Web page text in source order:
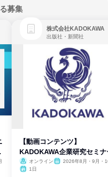
募集
株式会社KADOKAWA
出版社・新聞社
【動画コンテンツ】
KADOKAWA企業研究セミナ
オンライン
2026年8月・9月・
1日